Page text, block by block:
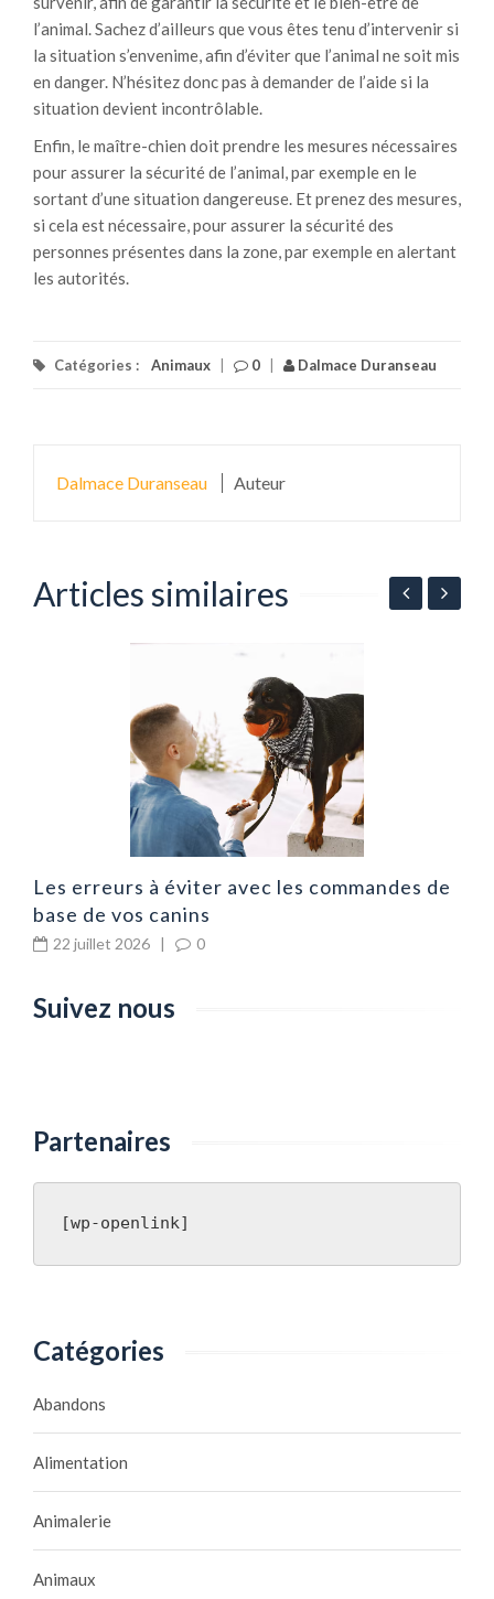
l’animal. Sachez d’ailleurs que vous êtes tenu d’intervenir si
la situation s’envenime, afin d’éviter que l’animal ne soit mis
en danger. N’hésitez donc pas à demander de l’aide si la
situation devient incontrôlable.
Enfin, le maître-chien doit prendre les mesures nécessaires
pour assurer la sécurité de l’animal, par exemple en le
sortant d’une situation dangereuse. Et prenez des mesures,
si cela est nécessaire, pour assurer la sécurité des
personnes présentes dans la zone, par exemple en alertant
les autorités.
Catégories : Animaux 0 Dalmace Duranseau
Dalmace Duranseau Auteur
Articles similaires
Les erreurs à éviter avec les commandes de
base de vos canins
22 juillet 2026 | 0
Suivez nous
Partenaires
[wp-openlink]
Catégories
Abandons
Alimentation
Animalerie
Animaux